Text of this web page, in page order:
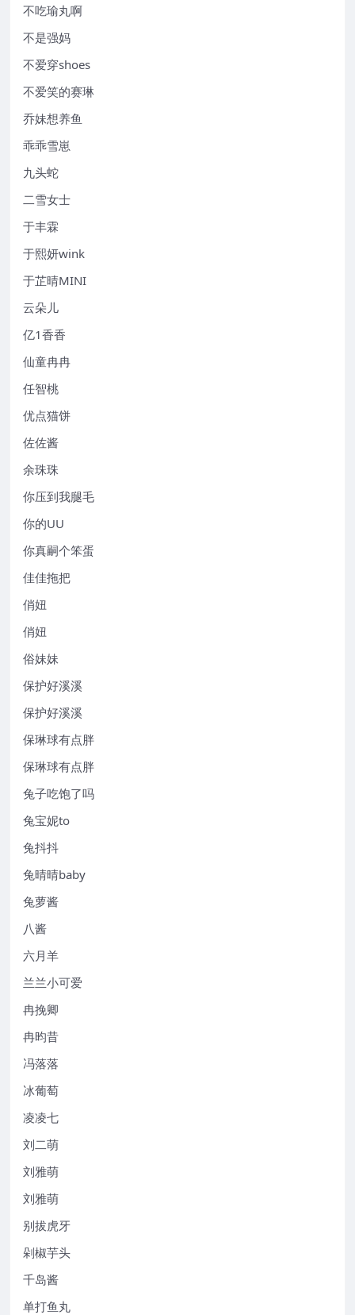
不吃瑜丸啊
不是强妈
不爱穿shoes
不爱笑的赛琳
乔妹想养鱼
乖乖雪崽
九头蛇
二雪女士
于丰霖
于熙妍wink
于芷晴MINI
云朵儿
亿1香香
仙童冉冉
任智桃
优点猫饼
佐佐酱
余珠珠
你压到我腿毛
你的UU
你真嗣个笨蛋
佳佳拖把
俏妞
俏妞
俗妹妹
保护好溪溪
保护好溪溪
保琳球有点胖
保琳球有点胖
兔子吃饱了吗
兔宝妮to
兔抖抖
兔晴晴baby
兔萝酱
八酱
六月羊
兰兰小可爱
冉挽卿
冉昀昔
冯落落
冰葡萄
凌凌七
刘二萌
刘雅萌
刘雅萌
别拔虎牙
剁椒芋头
千岛酱
单打鱼丸